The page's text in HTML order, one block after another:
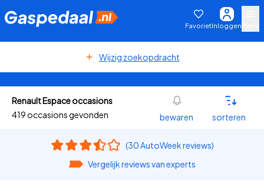
FavorietInloggen
Wijzig zoekopdracht
Renault Espace occasions
419 occasions gevonden
bewaren sorteren
(30 AutoWeek reviews)
Vergelijk reviews van experts